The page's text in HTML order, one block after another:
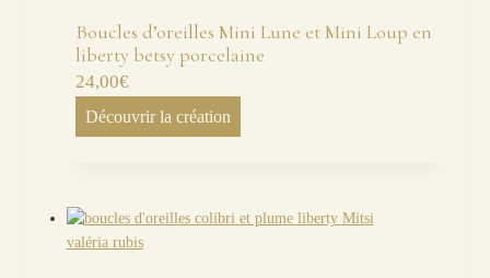
Boucles d’oreilles Mini Lune et Mini Loup en
liberty betsy porcelaine
24,00€
Découvrir la création